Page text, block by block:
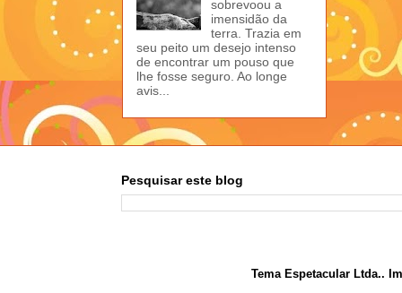
sobrevoou a
imensidão da
terra. Trazia em
seu peito um desejo intenso
de encontrar um pouso que
lhe fosse seguro. Ao longe
avis...
Pesquisar este blog
Tema Espetacular Ltda..